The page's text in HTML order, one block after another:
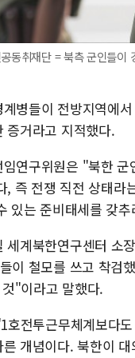
동취재단 = 북측 군인들이
병들이 전방지역에
증거라고 지적했다.
연구위원은 "북한
, 즉 전쟁 직전 상태
있는 준비태세를 갖
세계북한연구센터 소
이 철모를 쓰고 착검
"이라고 말했다.
호전투근무체계보다
개념이다. 북한이